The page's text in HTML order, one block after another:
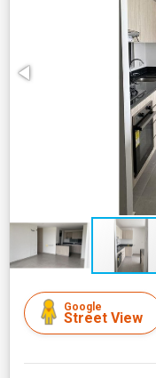
Google
Street View